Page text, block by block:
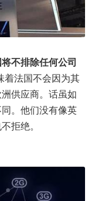
不排除任何公司
着法国不会因为其
供应商。话虽如
。他们没有像英
拒绝。